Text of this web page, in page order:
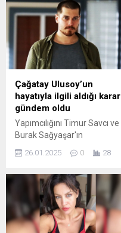
Çağatay Ulusoy’un
hayatıyla ilgili aldığı karar
gündem oldu
Yapımcılığını Timur Savcı ve
Burak Sağyaşar'ın
üstlendiği, yönetmen
koltuğunda Uluç
Rüya' dizisiyle izleyici
karşısına çıkmaya
hazırlanan Çağatay
Ulusoy'un ailesi ve sevgilisi
Aslıhan Malbora’ya vakit
26.01.2025 0 28